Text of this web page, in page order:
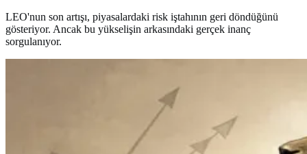
LEO'nun son artışı, piyasalardaki risk iştahının geri döndüğünü
gösteriyor. Ancak bu yükselişin arkasındaki gerçek inanç
sorgulanıyor.